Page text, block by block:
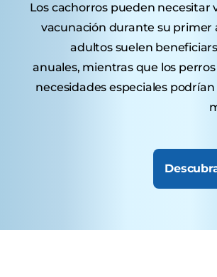
Los cachorros pueden necesitar
vacunación durante su primer
adultos suelen
anuales, mientras que los
necesidades especiales